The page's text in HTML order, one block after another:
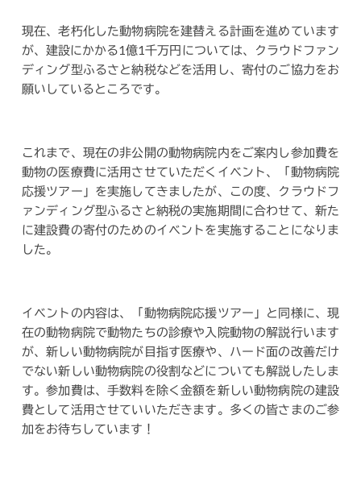
現在、老朽化した動物病院を建替える計画を進めています
が、建設にかかる1億1千万円については、クラウドファン
ディング型ふるさと納税などを活用し、寄付のご協力をお
願いしているところです。
これまで、現在の非公開の動物病院内をご案内し参加費を
動物の医療費に活用させていただくイベント、「動物病院
応援ツアー」を実施してきましたが、この度、クラウドフ
ァンディング型ふるさと納税の実施期間に合わせて、新た
に建設費の寄付のためのイベントを実施することになりま
した。
イベントの内容は、「動物病院応援ツアー」と同様に、現
在の動物病院で動物たちの診療や入院動物の解説行います
が、新しい動物病院が目指す医療や、ハード面の改善だけ
でない新しい動物病院の役割などについても解説したしま
す。参加費は、手数料を除く金額を新しい動物病院の建設
費として活用させていいただきます。多くの皆さまのご参
加をお待ちしています！